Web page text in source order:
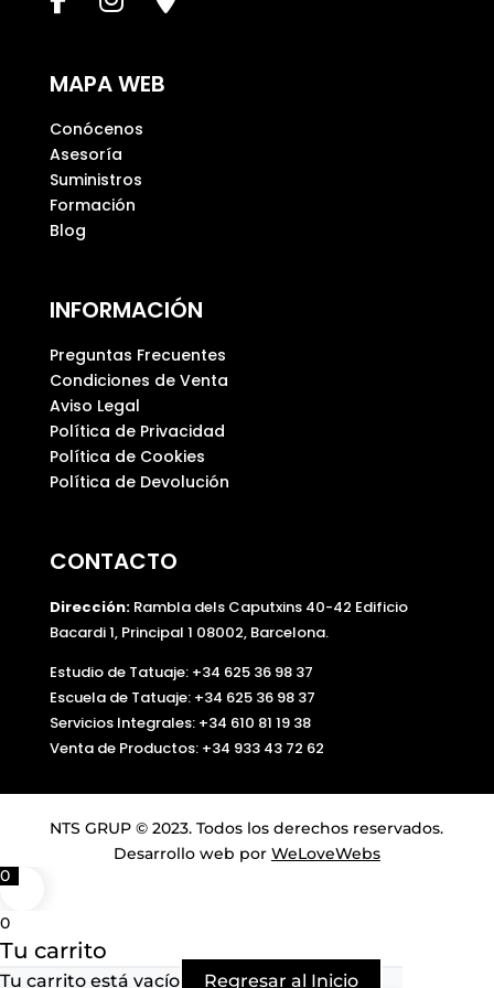
a
o
a
c
í
o
.
MAPA WEB
Conócenos
Asesoría
Suministros
Formación
Blog
INFORMACIÓN
Preguntas Frecuentes
Condiciones de Venta
Aviso Legal
Política de Privacidad
Política de Cookies
Política de Devolución
CONTACTO
Dirección:Rambla dels Caputxins 40-42 Edificio
Bacardi 1, Principal 1 08002, Barcelona.
Estudio de Tatuaje: +34 625 36 98 37
Escuela de Tatuaje: +34 625 36 98 37
Servicios Integrales: +34 610 81 19 38
Venta de Productos: +34 933 43 72 62
NTS GRUP © 2023. Todos los derechos reservados.
Desarrollo web por WeLoveWebs
0
0
Tu carrito
Tu carrito está vacío Regresar al Inicio